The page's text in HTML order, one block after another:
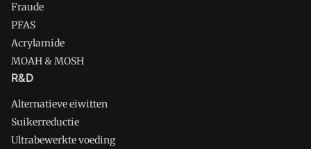
Fraude
PFAS
Acrylamide
MOAH & MOSH
R&D
Alternatieve eiwitten
Suikerreductie
Ultrabewerkte voeding